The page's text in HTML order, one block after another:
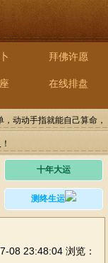
拜佛许愿
在线排盘
动动手指就能自己算命，
十年大运
测终生运
08 23:48:04 浏览：